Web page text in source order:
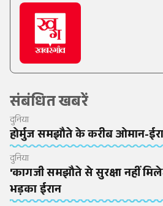
संबंधित खबरें
दुनिया
होर्मुज समझौते के करीब ओमान-
दुनिया
'कागजी समझौते से सुरक्षा नहीं
भड़का ईरान